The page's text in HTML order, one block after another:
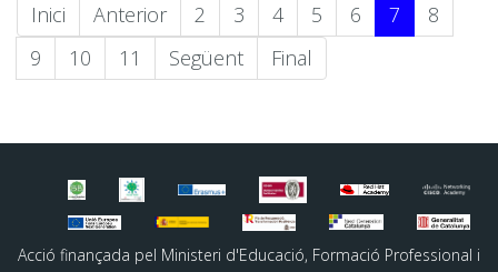
Inici Anterior 2 3 4 5 6 7
8
9
10 11 Següent Final
Acció finançada pel Ministeri d'Educació, Formació Professional i